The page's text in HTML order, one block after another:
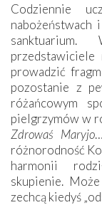
Codziennie
nabożeństwach
prowadzić
pozostanie z
różańcowym
pielgrzymów w
Zdrowaś Maryjo
różnorodność
harmonii
skupienie.
zechcą kiedyś